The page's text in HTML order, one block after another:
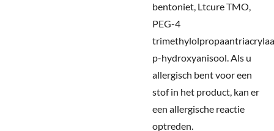
bentoniet, Ltcure TMO,
PEG-4
p-hydroxyanisool.Als u
allergisch bent voor een
stof in het product, kan er
een allergische reactie
optreden.